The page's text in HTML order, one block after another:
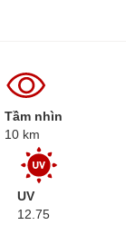
Tầm nhìn
10 km
UV
12.75